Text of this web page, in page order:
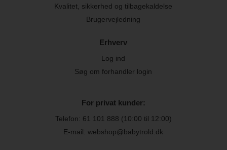
Kvalitet, sikkerhed og tilbagekaldelse
Brugervejledning
Erhverv
Log ind
Søg om forhandler login
For privat kunder:
Telefon: 61 101 888 (10:00 til 12:00)
E-mail: webshop@babytrold.dk